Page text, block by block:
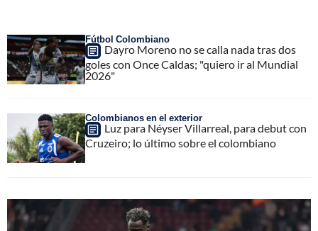
Fútbol Colombiano
Dayro Moreno no se calla nada tras dos
goles con Once Caldas; "quiero ir al Mundial
2026"
Colombianos en el exterior
Luz para Néyser Villarreal, para debut con
Cruzeiro; lo último sobre el colombiano